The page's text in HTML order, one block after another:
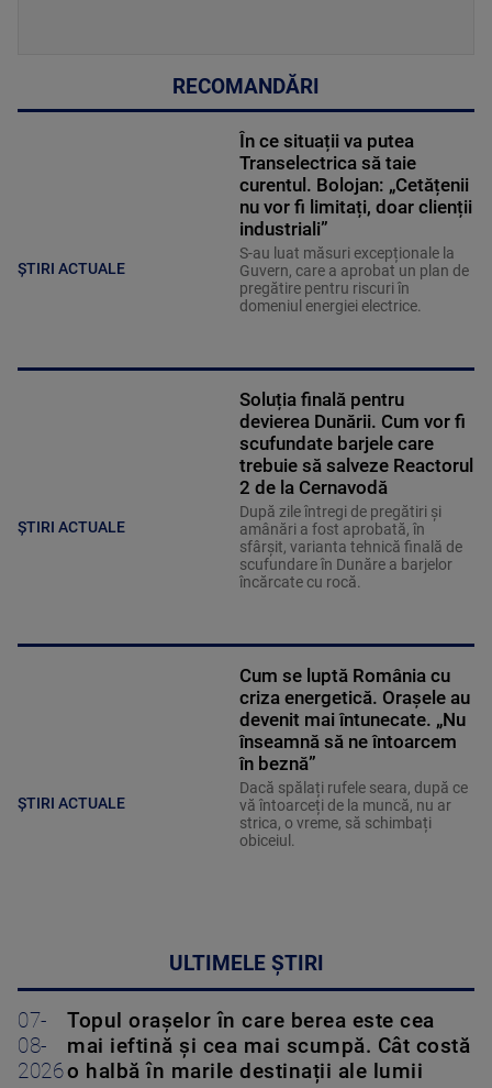
RECOMANDĂRI
ȘTIRI ACTUALE
În ce situații va putea
Transelectrica să taie
curentul. Bolojan: „Cetățenii
nu vor fi limitați, doar clienții
industriali”
S-au luat măsuri excepționale la
Guvern, care a aprobat un plan de
pregătire pentru riscuri în
domeniul energiei electrice.
ȘTIRI ACTUALE
Soluția finală pentru
devierea Dunării. Cum vor fi
scufundate barjele care
trebuie să salveze Reactorul
2 de la Cernavodă
După zile întregi de pregătiri și
amânări a fost aprobată, în
sfârșit, varianta tehnică finală de
scufundare în Dunăre a barjelor
încărcate cu rocă.
ȘTIRI ACTUALE
Cum se luptă România cu
criza energetică. Orașele au
devenit mai întunecate. „Nu
înseamnă să ne întoarcem
în beznă”
Dacă spălați rufele seara, după ce
vă întoarceți de la muncă, nu ar
strica, o vreme, să schimbați
obiceiul.
ULTIMELE ȘTIRI
07-
08-
2026
Topul orașelor în care berea este cea
mai ieftină și cea mai scumpă. Cât costă
o halbă în marile destinații ale lumii